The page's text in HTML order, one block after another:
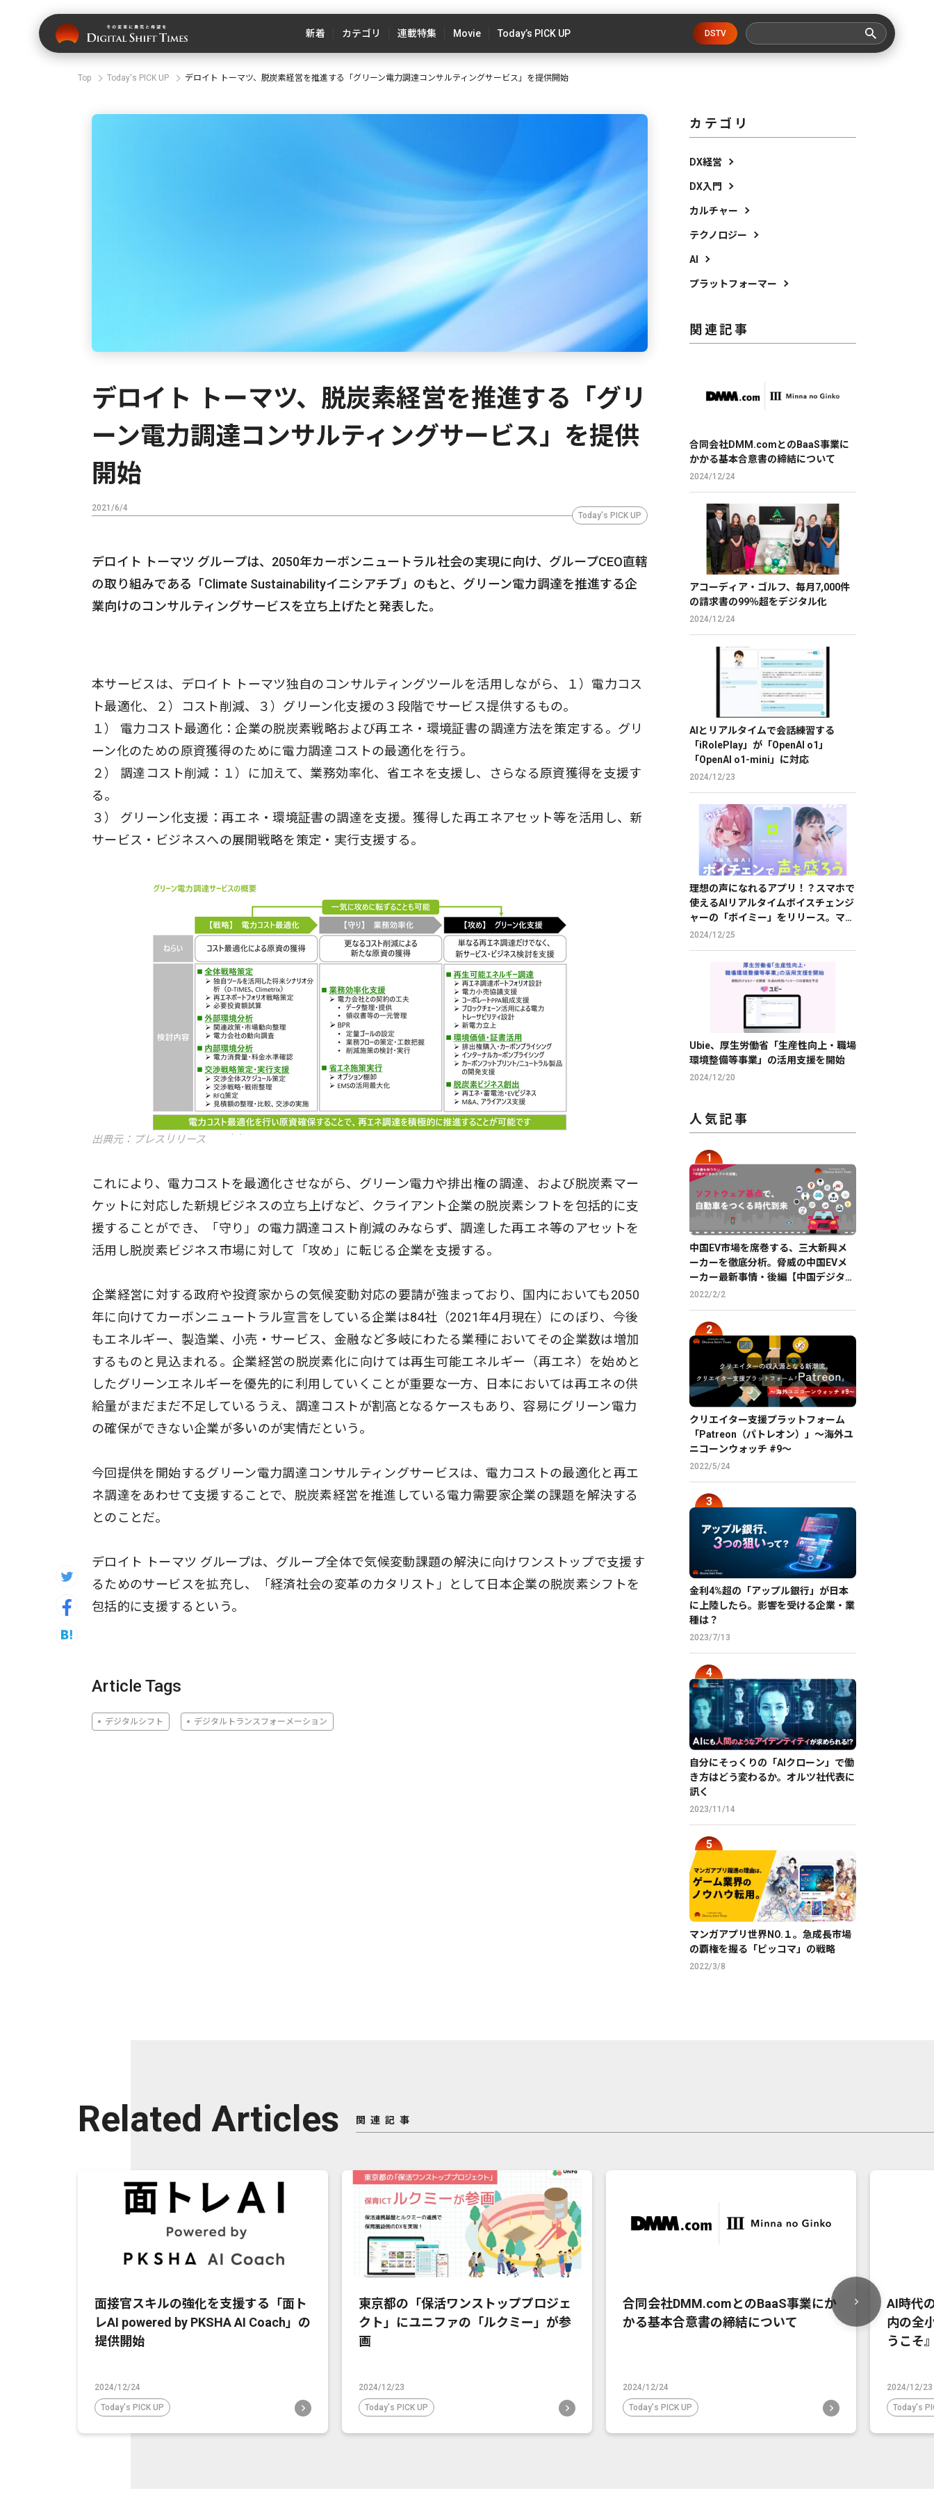
新着 カテゴリ 連載特集 Movie Today’s PICK UP DSTV
Top Today's PICK UP デロイト トーマツ、脱炭素経営を推進する「グリーン電力調達コンサルティングサービス」を提供開始
デロイト トーマツ、脱炭素経営を推進する「グリ
ーン電力調達コンサルティングサービス」を提供
開始
2021/6/4
Today's PICK UP
デロイト トーマツ グループは、2050年カーボンニュートラル社会の実現に向け、グループCEO直轄
の取り組みである「Climate Sustainabilityイニシアチブ」のもと、グリーン電力調達を推進する企
業向けのコンサルティングサービスを立ち上げたと発表した。
本サービスは、デロイト トーマツ独自のコンサルティングツールを活用しながら、１）電力コス
ト最適化、２）コスト削減、３）グリーン化支援の３段階でサービス提供するもの。
１） 電力コスト最適化：企業の脱炭素戦略および再エネ・環境証書の調達方法を策定する。グリ
ーン化のための原資獲得のために電力調達コストの最適化を行う。
２） 調達コスト削減：１）に加えて、業務効率化、省エネを支援し、さらなる原資獲得を支援す
る。
３） グリーン化支援：再エネ・環境証書の調達を支援。獲得した再エネアセット等を活用し、新
サービス・ビジネスへの展開戦略を策定・実行支援する。
出典元：プレスリリース
これにより、電力コストを最適化させながら、グリーン電力や排出権の調達、および脱炭素マー
ケットに対応した新規ビジネスの立ち上げなど、クライアント企業の脱炭素シフトを包括的に支
援することができ、「守り」の電力調達コスト削減のみならず、調達した再エネ等のアセットを
活用し脱炭素ビジネス市場に対して「攻め」に転じる企業を支援する。
企業経営に対する政府や投資家からの気候変動対応の要請が強まっており、国内においても2050
年に向けてカーボンニュートラル宣言をしている企業は84社（2021年4月現在）にのぼり、今後
もエネルギー、製造業、小売・サービス、金融など多岐にわたる業種においてその企業数は増加
するものと見込まれる。企業経営の脱炭素化に向けては再生可能エネルギー（再エネ）を始めと
したグリーンエネルギーを優先的に利用していくことが重要な一方、日本においては再エネの供
給量がまだまだ不足しているうえ、調達コストが割高となるケースもあり、容易にグリーン電力
の確保ができない企業が多いのが実情だという。
今回提供を開始するグリーン電力調達コンサルティングサービスは、電力コストの最適化と再エ
ネ調達をあわせて支援することで、脱炭素経営を推進している電力需要家企業の課題を解決する
とのことだ。
デロイト トーマツ グループは、グループ全体で気候変動課題の解決に向けワンストップで支援す
るためのサービスを拡充し、「経済社会の変革のカタリスト」として日本企業の脱炭素シフトを
包括的に支援するという。
Article Tags
デジタルシフト デジタルトランスフォーメーション
カテゴリ
DX経営
DX入門
カルチャー
テクノロジー
AI
プラットフォーマー
関連記事
合同会社DMM.comとのBaaS事業に
かかる基本合意書の締結について
2024/12/24
アコーディア・ゴルフ、毎月7,000件
の請求書の99％超をデジタル化
2024/12/24
AIとリアルタイムで会話練習する
「iRolePlay」が「OpenAI o1」
「OpenAI o1-mini」に対応
2024/12/23
理想の声になれるアプリ！？スマホで
使えるAIリアルタイムボイスチェンジ
ャーの「ボイミー」をリリース。マイ
クに向かって喋るだけで、誰でも萌え
2024/12/25
Ubie、厚生労働省「生産性向上・職場
環境整備等事業」の活用支援を開始
2024/12/20
人気記事
中国EV市場を席巻する、三大新興メ
ーカーを徹底分析。脅威の中国EVメ
ーカー最新事情・後編【中国デジタル
企業最前線】
2022/2/2
クリエイター支援プラットフォーム
「Patreon（パトレオン）」〜海外ユ
ニコーンウォッチ #9〜
2022/5/24
金利4%超の「アップル銀行」が日本
に上陸したら。影響を受ける企業・業
種は？
2023/7/13
自分にそっくりの「AIクローン」で働
き方はどう変わるか。オルツ社代表に
訊く
2023/11/14
マンガアプリ世界NO.１。急成長市場
の覇権を握る「ピッコマ」の戦略
2022/3/8
Related Articles 関連記事
面接官スキルの強化を支援する「面ト
レAI powered by PKSHA AI Coach」の
提供開始
2024/12/24
Today's PICK UP
東京都の「保活ワンストッププロジェ
クト」にユニファの「ルクミー」が参
画
2024/12/23
Today's PICK UP
合同会社DMM.comとのBaaS事業にか
かる基本合意書の締結について
2024/12/24
Today's PICK UP
AI時代
内の全
うこそ
2024/12/23
Today's